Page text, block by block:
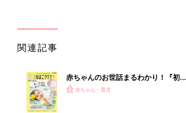
関連記事
赤ちゃんのお世話まるわかり！『初め
てのひよこクラブ 夏号』〈巻頭大特
赤ちゃん・育児